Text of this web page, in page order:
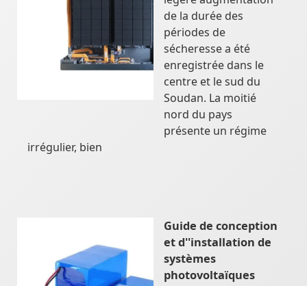
de la durée des
périodes de
sécheresse a été
enregistrée dans le
centre et le sud du
Soudan. La moitié
nord du pays
présente un régime
irrégulier, bien
Guide de conception
et d''installation de
systèmes
photovoltaïques